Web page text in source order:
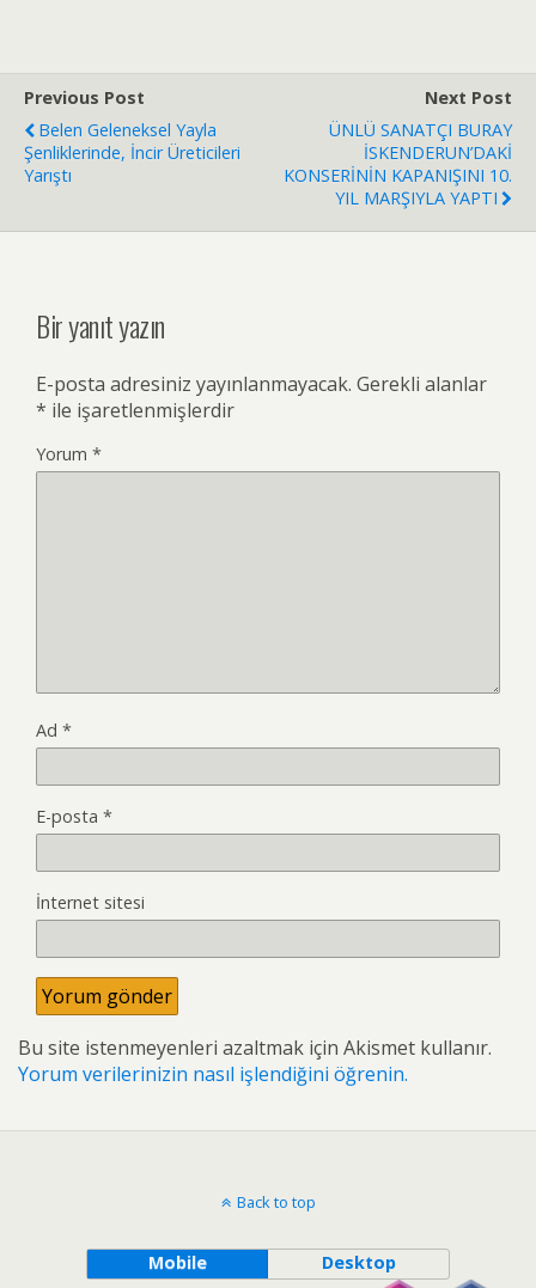
Previous Post
Belen Geleneksel Yayla
Şenliklerinde, İncir Üreticileri
Yarıştı
Next Post
ÜNLÜ SANATÇI BURAY
İSKENDERUN’DAKİ
KONSERİNİN KAPANIŞINI 10.
YIL MARŞIYLA YAPTI
Bir yanıt yazın
E-posta adresiniz yayınlanmayacak. Gerekli alanlar
* ile işaretlenmişlerdir
Yorum *
Ad *
E-posta *
İnternet sitesi
Bu site istenmeyenleri azaltmak için Akismet kullanır.
Yorum verilerinizin nasıl işlendiğini öğrenin.
Back to top
Mobile Desktop